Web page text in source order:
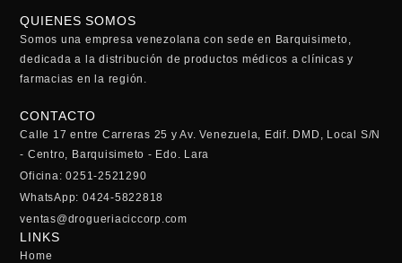
QUIENES SOMOS
Somos una empresa venezolana con sede en Barquisimeto,
dedicada a la distribución de productos médicos a clínicas y
farmacias en la región.
CONTACTO
Calle 17 entre Carreras 25 y Av. Venezuela, Edif. DMD, Local S/N
- Centro, Barquisimeto - Edo. Lara
Oficina: 0251-2521290
WhatsApp: 0424-5822818
ventas@drogueriaciccorp.com
LINKS
Home